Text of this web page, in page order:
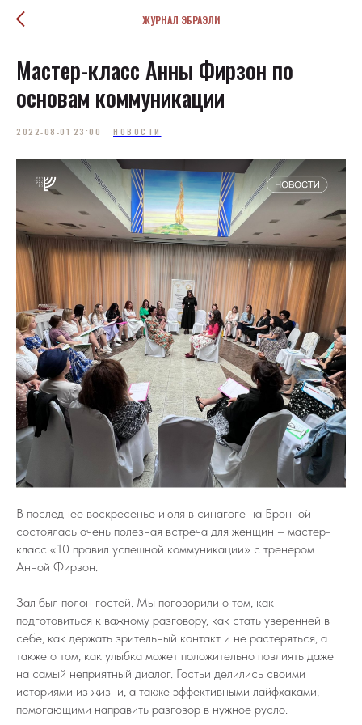
ЖУРНАЛ ЭБРАЭЛИ
Мастер-класс Анны Фирзон по
основам коммуникации
2022-08-01 23:00 НОВОСТИ
В последнее воскресенье июля в синагоге на Бронной
состоялась очень полезная встреча для женщин – мастер-
класс «10 правил успешной коммуникации» с тренером
Анной Фирзон.
Зал был полон гостей. Мы поговорили о том, как
подготовиться к важному разговору, как стать уверенней в
себе, как держать зрительный контакт и не растеряться, а
также о том, как улыбка может положительно повлиять даже
на самый неприятный диалог. Гостьи делились своими
историями из жизни, а также эффективными лайфхаками,
помогающими направить разговор в нужное русло.